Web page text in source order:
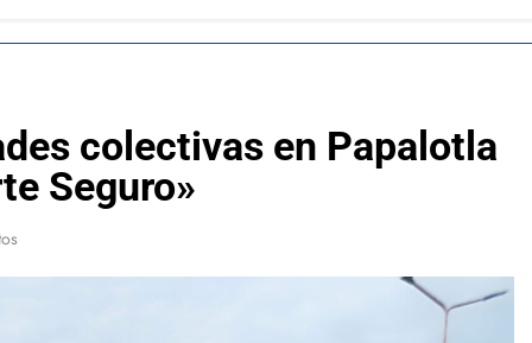
fortalece a Ana Lilia Rivera frente a la guerra sucia
se la come doblada”: así pide disculpas el chalán de la
vinculada al crimen organizado y la DEA ya la tiene en la
Cola anuncia el aumento a sus productos en México
colectivas en Papalotla
Seguro»